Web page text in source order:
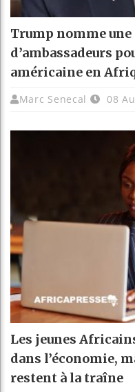
Trump nomme une
d’ambassadeurs
américaine en
Marc Senecal 08
Les jeunes
dans l’économie,
restent à la traîne